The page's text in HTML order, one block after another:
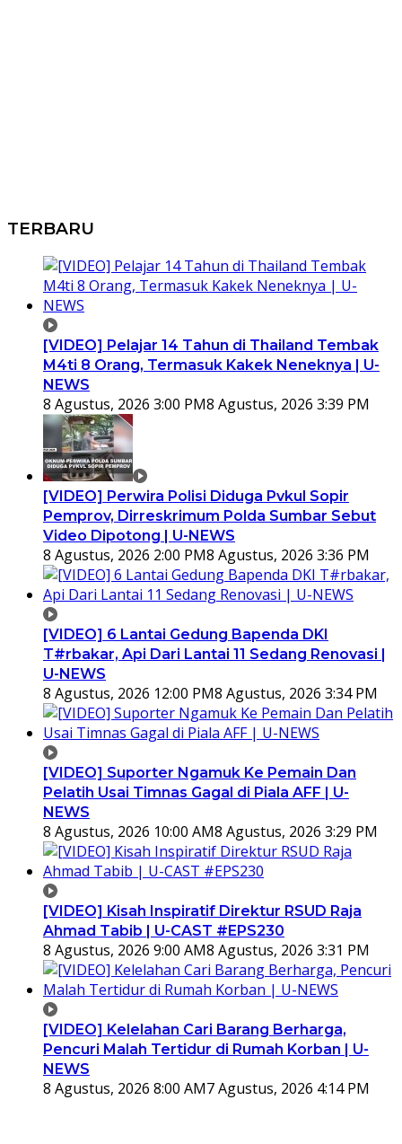
TERBARU
[VIDEO] Pelajar 14 Tahun di Thailand Tembak
M4ti 8 Orang, Termasuk Kakek Neneknya | U-
NEWS
8 Agustus, 2026 3:00 PM8 Agustus, 2026 3:39 PM
[VIDEO] Perwira Polisi Diduga Pvkul Sopir
Pemprov, Dirreskrimum Polda Sumbar Sebut
Video Dipotong | U-NEWS
8 Agustus, 2026 2:00 PM8 Agustus, 2026 3:36 PM
[VIDEO] 6 Lantai Gedung Bapenda DKI
T#rbakar, Api Dari Lantai 11 Sedang Renovasi |
U-NEWS
8 Agustus, 2026 12:00 PM8 Agustus, 2026 3:34 PM
[VIDEO] Suporter Ngamuk Ke Pemain Dan
Pelatih Usai Timnas Gagal di Piala AFF | U-
NEWS
8 Agustus, 2026 10:00 AM8 Agustus, 2026 3:29 PM
[VIDEO] Kisah Inspiratif Direktur RSUD Raja
Ahmad Tabib | U-CAST #EPS230
8 Agustus, 2026 9:00 AM8 Agustus, 2026 3:31 PM
[VIDEO] Kelelahan Cari Barang Berharga,
Pencuri Malah Tertidur di Rumah Korban | U-
NEWS
8 Agustus, 2026 8:00 AM7 Agustus, 2026 4:14 PM